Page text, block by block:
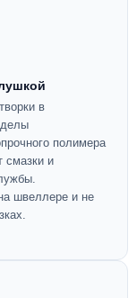
в
полимера
смазки и
швеллере и не